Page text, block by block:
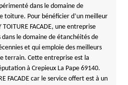
dans le domaine de
toiture. Pour bénéficier d’un meilleur
FACADE, une entreprise
le domaine de étanchéités de
et qui emploie des meilleurs
terrain. Cette entreprise est la
à Crepieux La Pape 69140.
FACADE car le service offert est à un